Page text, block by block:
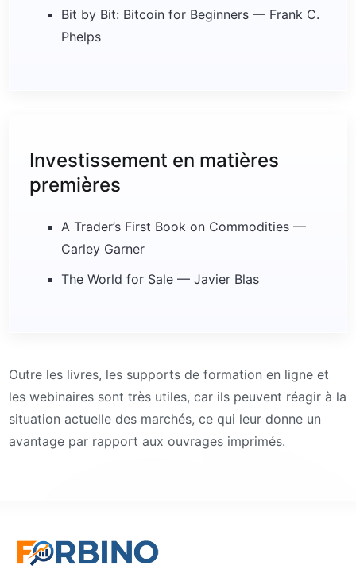
Bit by Bit: Bitcoin for Beginners — Frank C.
Phelps
Investissement en matières
premières
A Trader’s First Book on Commodities —
Carley Garner
The World for Sale — Javier Blas
Outre les livres, les supports de formation en ligne et
les webinaires sont très utiles, car ils peuvent réagir à la
situation actuelle des marchés, ce qui leur donne un
avantage par rapport aux ouvrages imprimés.